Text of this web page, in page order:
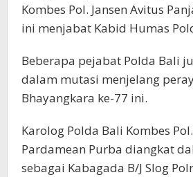
Kombes Pol. Jansen Avitus
ini menjabat Kabid Humas
Beberapa pejabat Polda Bali
dalam mutasi menjelang
Bhayangkara ke-77 ini.
Karolog Polda Bali Kombes
Pardamean Purba diangkat
sebagai Kabagada B/J Slog